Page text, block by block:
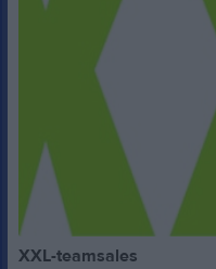
XXL-teamsales